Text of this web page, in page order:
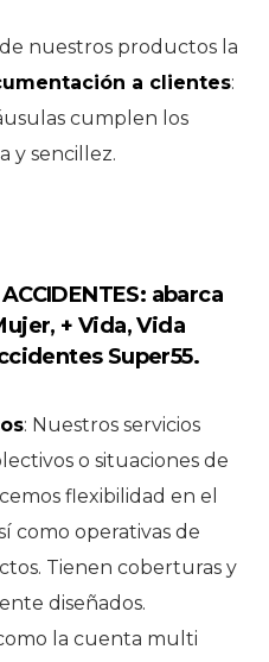
nuestros productos la
a clientes:
cumplen los
y sencillez.
abarca
+ Vida, Vida
Super55.
: Nuestros servicios
o situaciones de
flexibilidad en el
como operativas de
Tienen coberturas y
diseñados.
la cuenta multi